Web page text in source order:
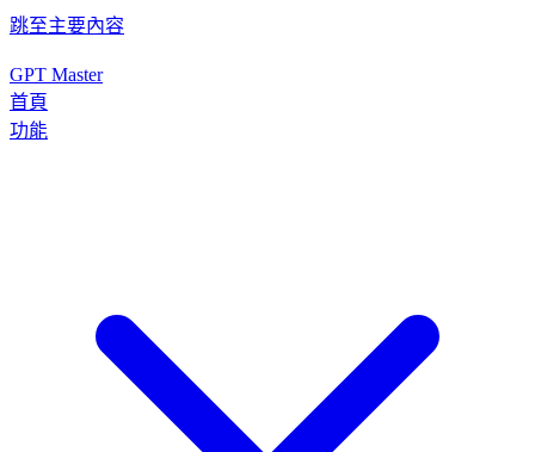
跳至主要內容
GPT Master
首頁
功能